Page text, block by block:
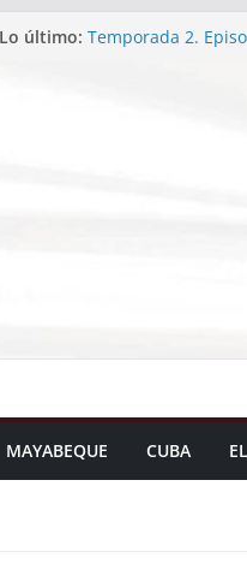
Lo último: Temporada 2.
Continúa en
Cuba conquista
Santo Domingo
MAYABEQUE CUBA